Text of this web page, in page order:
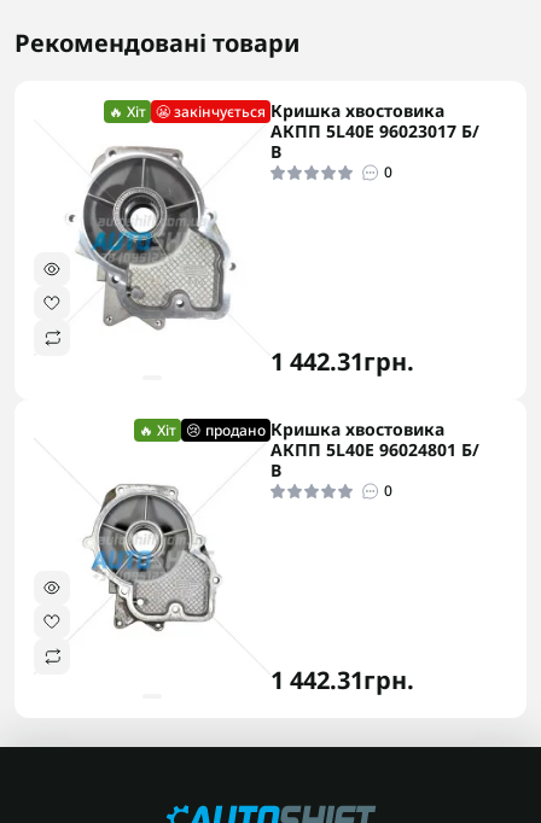
Рекомендовані товари
🔥 Хіт 😬 закінчується Кришка хвостовика
АКПП 5L40E 96023017 Б/
В
0
1 442.31грн.
🔥 Хіт 😢 продано Кришка хвостовика
АКПП 5L40E 96024801 Б/
В
0
1 442.31грн.